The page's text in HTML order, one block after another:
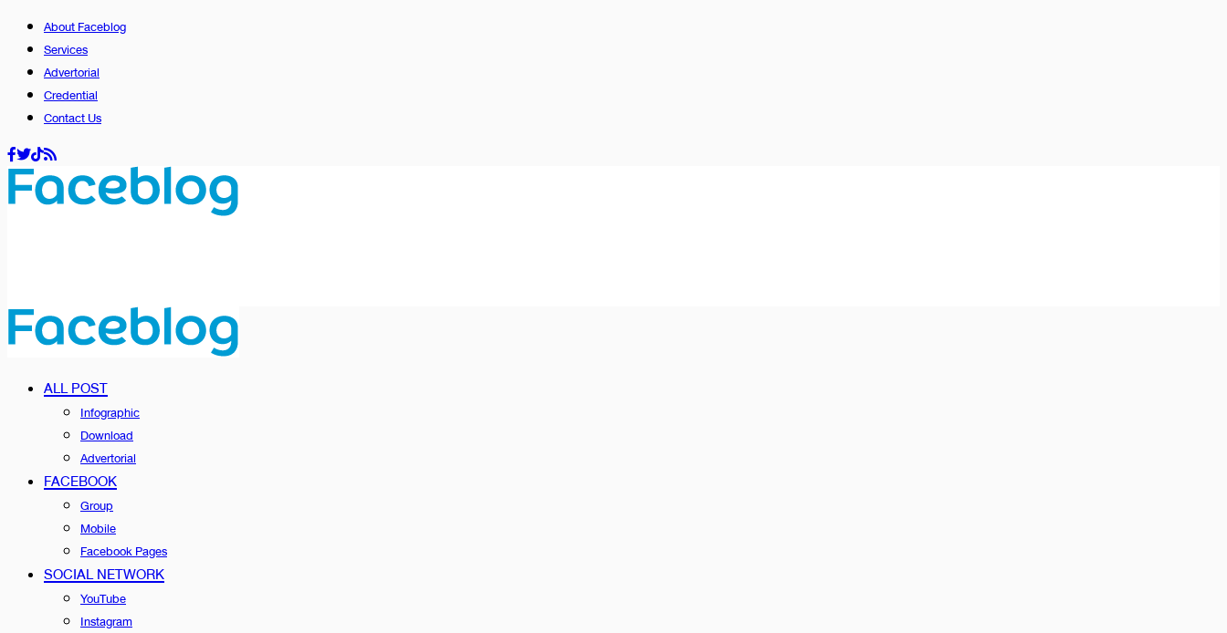
About Faceblog
Services
Advertorial
Credential
Contact Us
ALL POST
Infographic
Download
Advertorial
FACEBOOK
Group
Mobile
Facebook Pages
SOCIAL NETWORK
YouTube
Instagram